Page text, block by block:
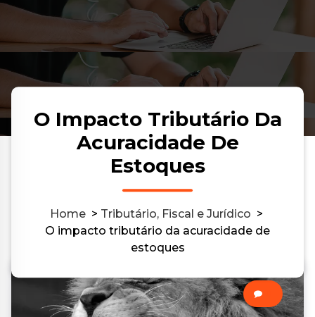
O Impacto Tributário Da
Acuracidade De
Estoques
Home> Tributário, Fiscal e Jurídico >
O impacto tributário da acuracidade de
estoques